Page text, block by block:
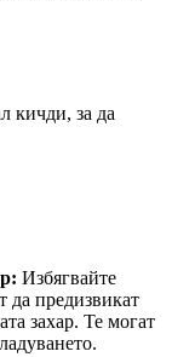
кичди, за да
Избягвайте
да предизвикат
захар. Те могат